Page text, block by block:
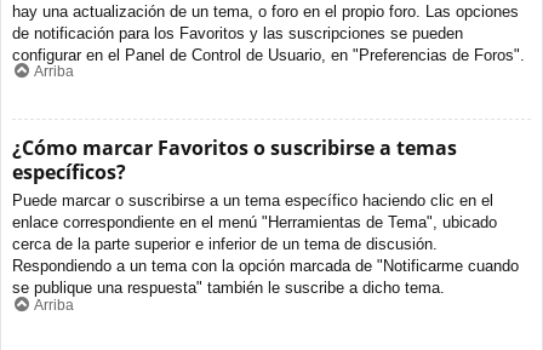
hay una actualización de un tema, o foro en el propio foro. Las opciones
de notificación para los Favoritos y las suscripciones se pueden
configurar en el Panel de Control de Usuario, en "Preferencias de Foros".
Arriba
¿Cómo marcar Favoritos o suscribirse a temas
específicos?
Puede marcar o suscribirse a un tema específico haciendo clic en el
enlace correspondiente en el menú "Herramientas de Tema", ubicado
cerca de la parte superior e inferior de un tema de discusión.
Respondiendo a un tema con la opción marcada de "Notificarme cuando
se publique una respuesta" también le suscribe a dicho tema.
Arriba